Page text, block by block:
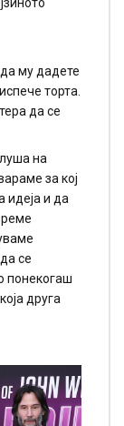
му дадете
торта.
да се
на
за кој
идеја и да
се
понекогаш
друга